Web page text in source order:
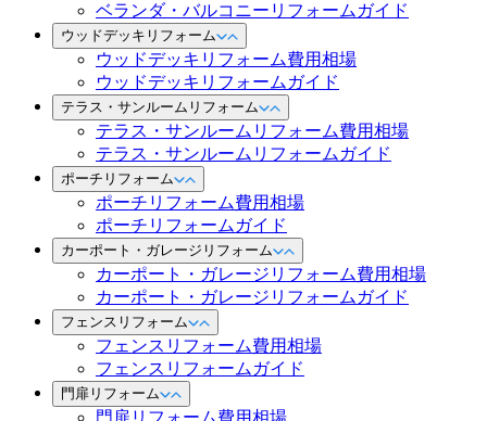
ベランダ・バルコニーリフォームガイド
ウッドデッキリフォーム
ウッドデッキリフォーム費用相場
ウッドデッキリフォームガイド
テラス・サンルームリフォーム
テラス・サンルームリフォーム費用相場
テラス・サンルームリフォームガイド
ポーチリフォーム
ポーチリフォーム費用相場
ポーチリフォームガイド
カーポート・ガレージリフォーム
カーポート・ガレージリフォーム費用相場
カーポート・ガレージリフォームガイド
フェンスリフォーム
フェンスリフォーム費用相場
フェンスリフォームガイド
門扉リフォーム